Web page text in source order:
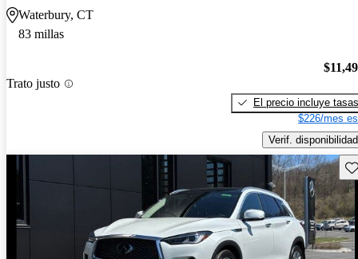
Waterbury, CT
83 millas
Trato justo
El precio incluye tasas
$226/mes
Verif. disponibilidad